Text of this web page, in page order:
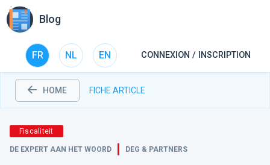
Blog
FR NL EN CONNEXION / INSCRIPTION
HOME FICHE ARTICLE
Fiscaliteit
DE EXPERT AAN HET WOORD DEG & PARTNERS